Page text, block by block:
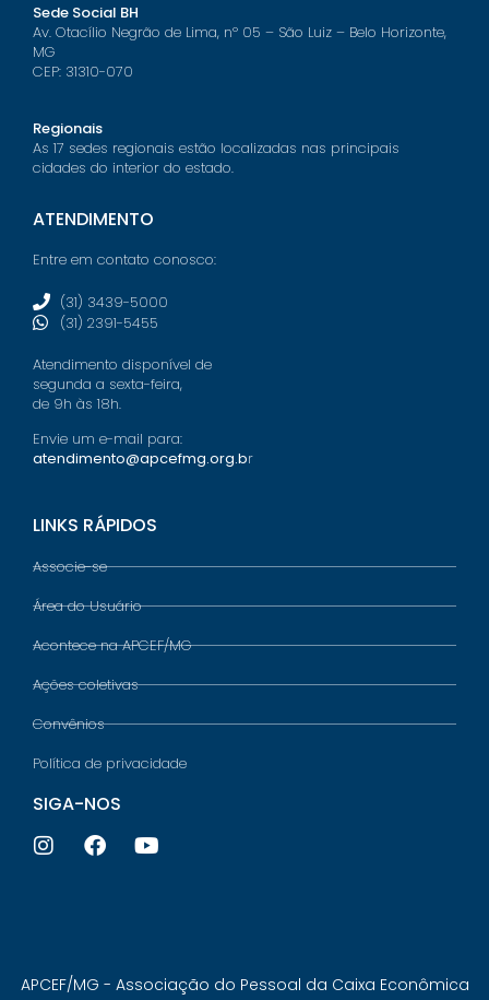
Sede Social BH
Av. Otacílio Negrão de Lima, nº 05 – São Luiz – Belo Horizonte,
MG
CEP: 31310-070
Regionais
As 17 sedes regionais estão localizadas nas principais
cidades do interior do estado.
ATENDIMENTO
Entre em contato conosco:
(31) 3439-5000
(31) 2391-5455
Atendimento disponível de
segunda a sexta-feira,
de 9h às 18h.
Envie um e-mail para:
atendimento@apcefmg.org.br
LINKS RÁPIDOS
Associe-se
Área do Usuário
Acontece na APCEF/MG
Ações coletivas
Convênios
Política de privacidade
SIGA-NOS
APCEF/MG - Associação do Pessoal da Caixa Econômica